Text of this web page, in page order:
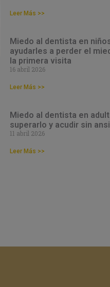
Leer Más >>
Miedo al dentista en
ayudarles a perder el
la primera visita
16 abril 2026
Leer Más >>
Miedo al dentista en
superarlo y acudir sin
11 abril 2026
Leer Más >>